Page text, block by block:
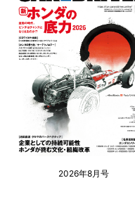
2026年8月号